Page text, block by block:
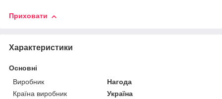
Приховати
Характеристики
Основні
Виробник
Нагода
Країна виробник
Україна